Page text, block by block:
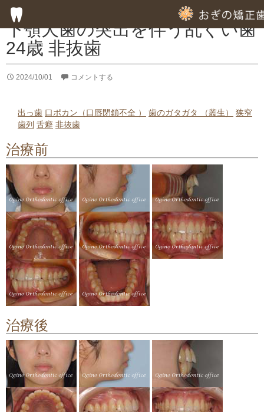
下顎犬歯の突出を伴う乱ぐい歯
24歳 非抜歯
2024/10/01 コメントする
出っ歯 口ポカン（口唇閉鎖不全 ） 歯のガタガタ （叢生）
狭窄
歯列 舌癖 非抜歯
治療前
治療後
HOME
子供の歯列矯正
専門的な徹底した歯みがき指導
専門的な虫歯予防の指導
歯周病のための歯列矯正
部分的歯列矯正
顎関節症の治療
料金について
矯正治療のリスクや副作用について